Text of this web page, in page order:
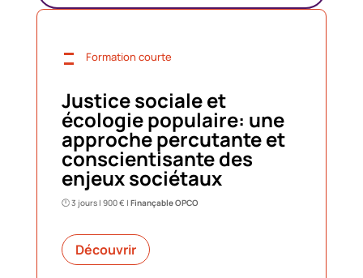
Formation courte
=
Justice sociale et
écologie populaire: une
approche percutante et
conscientisante des
enjeux sociétaux
🕛 3 jours | 900 € | Finançable OPCO
Découvrir